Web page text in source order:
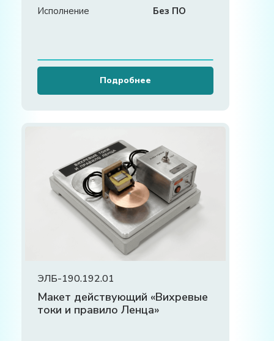
Исполнение Без ПО
Подробнее
ЭЛБ-190.192.01
Макет действующий «Вихревые
токи и правило Ленца»